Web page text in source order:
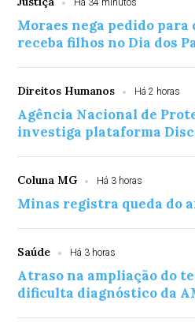
Há 34 minutos
Moraes nega pedido para
receba filhos no Dia dos
Direitos Humanos Há 2 horas
Agência Nacional de
investiga plataforma
Coluna MG Há 3 horas
Minas registra queda do
Saúde Há 3 horas
Atraso na ampliação do
dificulta diagnóstico da